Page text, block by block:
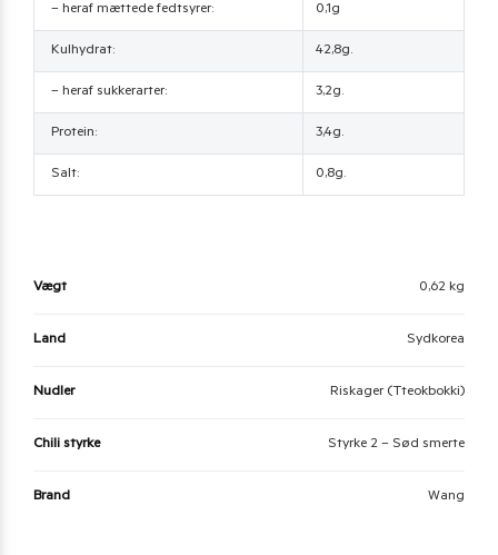
– heraf mættede fedtsyrer: 0,1g
Kulhydrat: 42,8g.
– heraf sukkerarter: 3,2g.
Protein: 3,4g.
Salt: 0,8g.
Vægt 0,62 kg
Land Sydkorea
Nudler Riskager (Tteokbokki)
Chili styrke Styrke 2 – Sød smerte
Brand Wang